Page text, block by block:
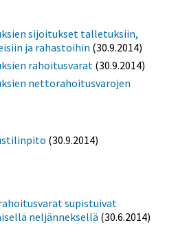
sijoitukset talletuksiin,
ja rahastoihin (30.9.2014)
rahoitusvarat (30.9.2014)
nettorahoitusvarojen
(30.9.2014)
supistuivat
neljänneksellä (30.6.2014)